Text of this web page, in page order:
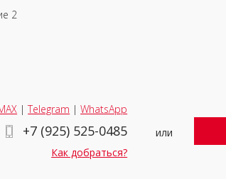
2
|Telegram |WhatsApp
+7 (925) 525-0485
Как добраться?
или